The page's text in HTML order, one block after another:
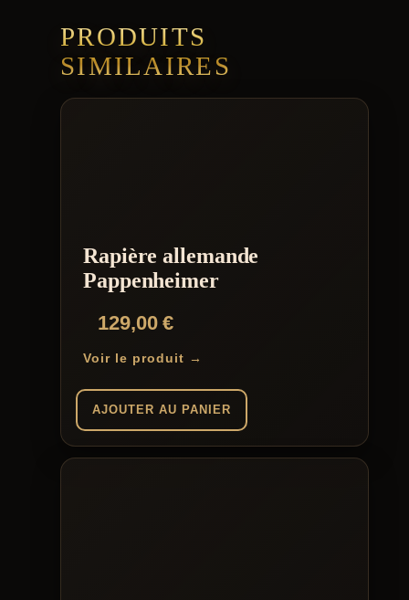
PRODUITS
SIMILAIRES
Rapière allemande
Pappenheimer
129,00€
Voir le produit →
AJOUTER AU PANIER